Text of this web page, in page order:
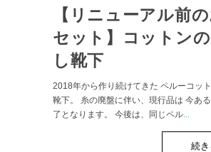
【リニューアル前
セット】コットン
し靴下
2018年から作り続けてきた ペルーコッ
靴下。 糸の廃盤に伴い、現行品は 今あ
了となります。 今後は、同じペル
続